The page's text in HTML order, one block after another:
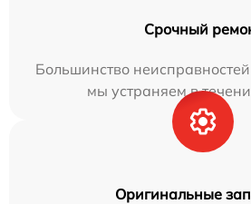
Срочный
Большинство
мы устраняем в
Оригинальные